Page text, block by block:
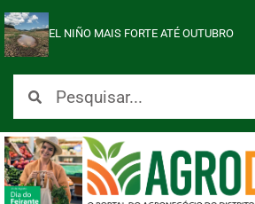
EL NIÑO MAIS FORTE ATÉ OUTUBRO